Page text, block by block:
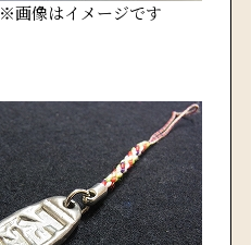
※画像はイメージです